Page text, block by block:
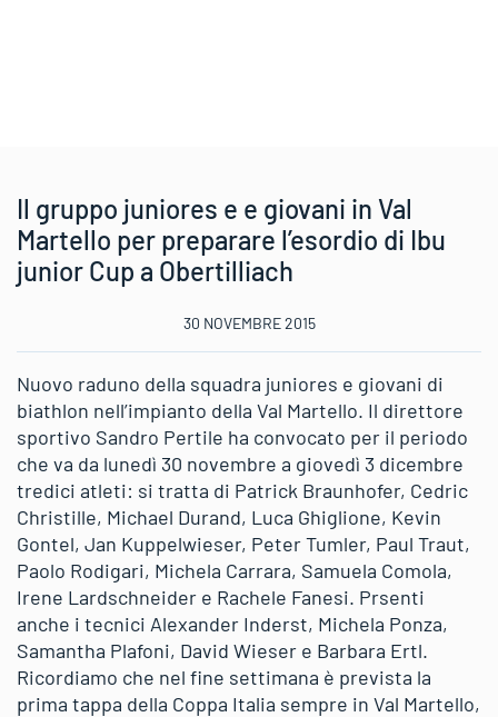
Il gruppo juniores e e giovani in Val
Martello per preparare l’esordio di Ibu
junior Cup a Obertilliach
30 NOVEMBRE 2015
Nuovo raduno della squadra juniores e giovani di
biathlon nell’impianto della Val Martello. Il direttore
sportivo Sandro Pertile ha convocato per il periodo
che va da lunedì 30 novembre a giovedì 3 dicembre
tredici atleti: si tratta di Patrick Braunhofer, Cedric
Christille, Michael Durand, Luca Ghiglione, Kevin
Gontel, Jan Kuppelwieser, Peter Tumler, Paul Traut,
Paolo Rodigari, Michela Carrara, Samuela Comola,
Irene Lardschneider e Rachele Fanesi. Prsenti
anche i tecnici Alexander Inderst, Michela Ponza,
Samantha Plafoni, David Wieser e Barbara Ertl.
Ricordiamo che nel fine settimana è prevista la
prima tappa della Coppa Italia sempre in Val Martello,